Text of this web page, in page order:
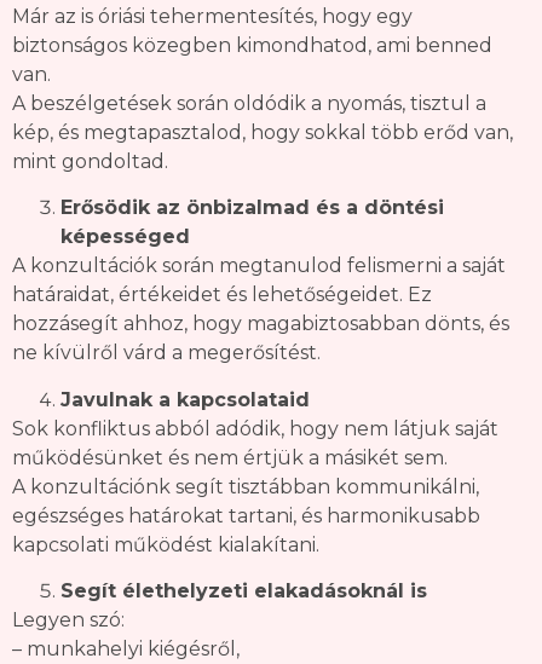
Már az is óriási tehermentesítés, hogy egy
biztonságos közegben kimondhatod, ami benned
van.
A beszélgetések során oldódik a nyomás, tisztul a
kép, és megtapasztalod, hogy sokkal több erőd van,
mint gondoltad.
Erősödik az önbizalmad és a döntési
képességed
A konzultációk során megtanulod felismerni a saját
határaidat, értékeidet és lehetőségeidet. Ez
hozzásegít ahhoz, hogy magabiztosabban dönts, és
ne kívülről várd a megerősítést.
Javulnak a kapcsolataid
Sok konfliktus abból adódik, hogy nem látjuk saját
működésünket és nem értjük a másikét sem.
A konzultációnk segít tisztábban kommunikálni,
egészséges határokat tartani, és harmonikusabb
kapcsolati működést kialakítani.
Segít élethelyzeti elakadásoknál is
Legyen szó:
– munkahelyi kiégésről,